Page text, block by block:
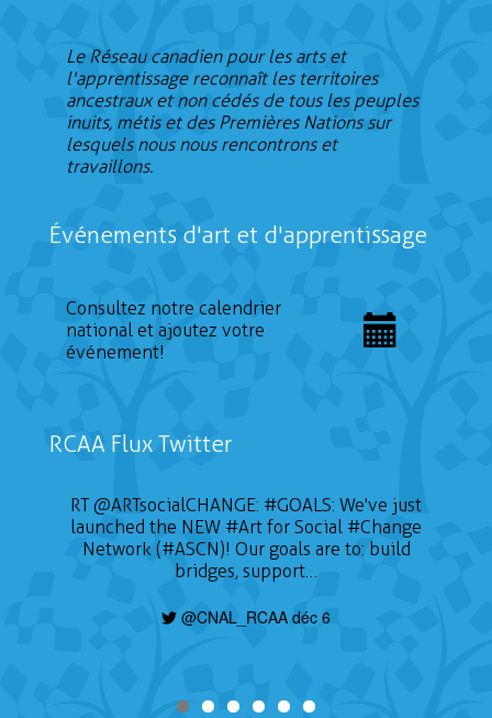
Le Réseau canadien pour les arts et
l'apprentissage reconnaît les territoires
ancestraux et non cédés de tous les peuples
inuits, métis et des Premières Nations sur
lesquels nous nous rencontrons et
travaillons.
Événements d'art et d'apprentissage
Consultez notre calendrier
national et ajoutez votre
événement!
RCAA Flux Twitter
RT@ARTsocialCHANGE: #GOALS: We've just
launched the NEW #Art for Social #Change
Network (#ASCN)! Our goals are to: build
bridges, support…
@CNAL_RCAA déc 6